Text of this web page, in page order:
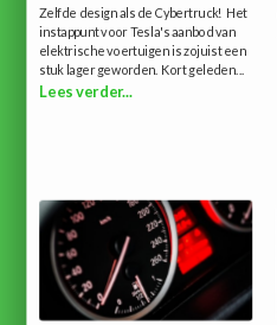
Zelfde design als de Cybertruck! Het
instappunt voor Tesla's aanbod van
elektrische voertuigen is zojuist een
stuk lager geworden. Kort geleden...
Lees verder...